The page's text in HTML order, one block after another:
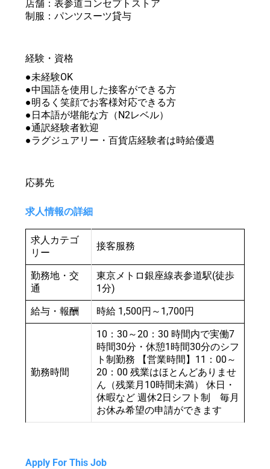
店舗：表参道コンセプトストア
制服：パンツスーツ貸与
経験・資格
●未経験OK
●中国語を使用した接客ができる方
●明るく笑顔でお客様対応できる方
●日本語が堪能な方（N2レベル）
●通訳経験者歓迎
●ラグジュアリー・百貨店経験者は時給優遇
応募先
求人情報の詳細
求人カテゴ
リー
接客服務
勤務地・交
通
東京メトロ銀座線表参道駅(徒歩
1分)
給与・報酬
時給 1,500円～1,700円
勤務時間
10：30～20：30 時間内で実働7
時間30分・休憩1時間30分のシフ
ト制勤務 【営業時間】11：00～
20：00 残業はほとんどありませ
ん（残業月10時間未満） 休日・
休暇など 週休2日シフト制 毎月
お休み希望の申請ができます
Apply For This Job